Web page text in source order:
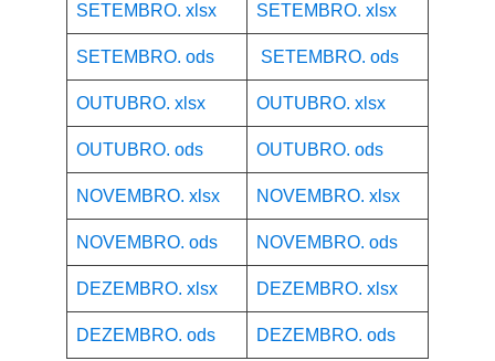
SETEMBRO. xlsx SETEMBRO. xlsx
SETEMBRO. ods SETEMBRO. ods
OUTUBRO. xlsx OUTUBRO. xlsx
OUTUBRO. ods OUTUBRO. ods
NOVEMBRO. xlsx NOVEMBRO. xlsx
NOVEMBRO. ods NOVEMBRO. ods
DEZEMBRO. xlsx DEZEMBRO. xlsx
DEZEMBRO. ods DEZEMBRO. ods